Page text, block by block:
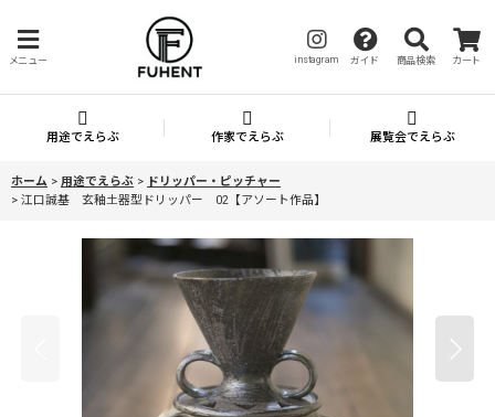
メニュー instagram ガイド 商品検索 カート
用途でえらぶ 作家でえらぶ 展覧会でえらぶ
ホーム > 用途でえらぶ > ドリッパー・ピッチャー
> 江口誠基 玄釉土器型ドリッパー 02【アソート作品】